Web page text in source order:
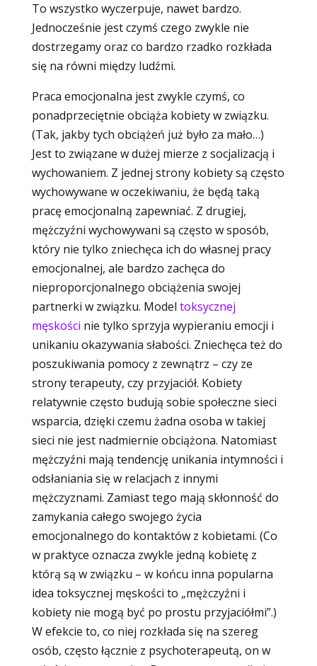
To wszystko wyczerpuje, nawet bardzo.
Jednocześnie jest czymś czego zwykle nie
dostrzegamy oraz co bardzo rzadko rozkłada
się na równi między ludźmi.
Praca emocjonalna jest zwykle czymś, co
ponadprzeciętnie obciąża kobiety w związku.
(Tak, jakby tych obciążeń już było za mało…)
Jest to związane w dużej mierze z socjalizacją i
wychowaniem. Z jednej strony kobiety są często
wychowywane w oczekiwaniu, że będą taką
pracę emocjonalną zapewniać. Z drugiej,
mężczyźni wychowywani są często w sposób,
który nie tylko zniechęca ich do własnej pracy
emocjonalnej, ale bardzo zachęca do
nieproporcjonalnego obciążenia swojej
partnerki w związku. Model toksycznej
męskości nie tylko sprzyja wypieraniu emocji i
unikaniu okazywania słabości. Zniechęca też do
poszukiwania pomocy z zewnątrz – czy ze
strony terapeuty, czy przyjaciół. Kobiety
relatywnie często budują sobie społeczne sieci
wsparcia, dzięki czemu żadna osoba w takiej
sieci nie jest nadmiernie obciążona. Natomiast
mężczyźni mają tendencję unikania intymności i
odsłaniania się w relacjach z innymi
mężczyznami. Zamiast tego mają skłonność do
zamykania całego swojego życia
emocjonalnego do kontaktów z kobietami. (Co
w praktyce oznacza zwykle jedną kobietę z
którą są w związku – w końcu inna popularna
idea toksycznej męskości to „mężczyźni i
kobiety nie mogą być po prostu przyjaciółmi”.)
W efekcie to, co niej rozkłada się na szereg
osób, często łącznie z psychoterapeutą, on w